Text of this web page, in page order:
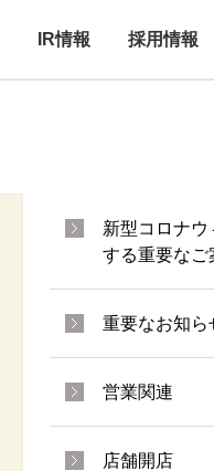
IR情報 採用情報
新型コロナウ
する重要なご
重要なお知ら
営業関連
店舗開店